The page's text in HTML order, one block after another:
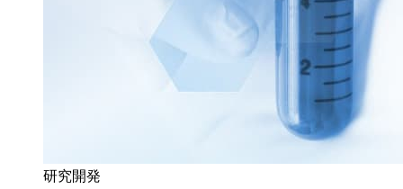
研究開発